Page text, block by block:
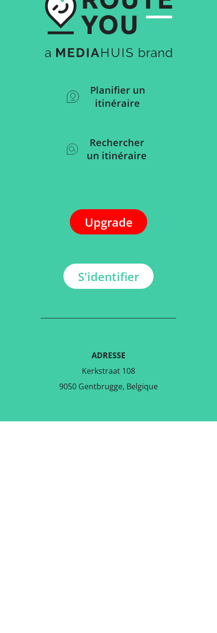
Planifier un
itinéraire
Rechercher
un itinéraire
Upgrade
S'identifier
ADRESSE
Kerkstraat 108
9050 Gentbrugge, Belgique